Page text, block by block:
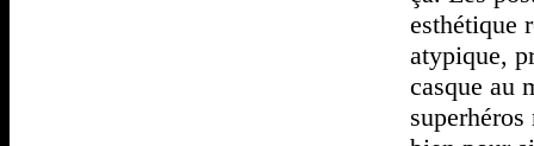
esthétique
atypique,
casque au